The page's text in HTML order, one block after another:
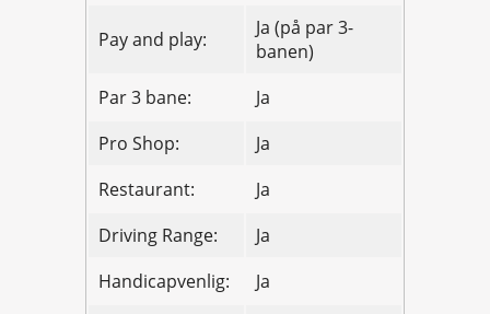
Pay and play:
Ja (på par 3-
banen)
Par 3 bane:
Ja
Pro Shop:
Ja
Restaurant:
Ja
Driving Range:
Ja
Handicapvenlig:
Ja